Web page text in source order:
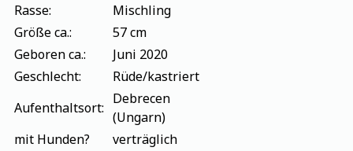
Rasse:
Mischling
Größe ca.:
57 cm
Geboren ca.:
Juni 2020
Geschlecht:
Rüde/kastriert
Aufenthaltsort:
Debrecen
(Ungarn)
mit Hunden?
verträglich